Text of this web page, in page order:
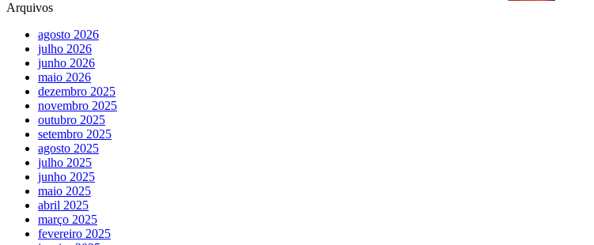
Arquivos
agosto 2026
julho 2026
junho 2026
maio 2026
dezembro 2025
novembro 2025
outubro 2025
setembro 2025
agosto 2025
julho 2025
junho 2025
maio 2025
abril 2025
março 2025
fevereiro 2025